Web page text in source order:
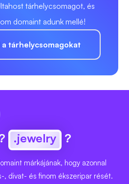
tárhelycsomagot, és
domaint adunk mellé!
a tárhelycsomagokat
.jewelry ?
márkájának, hogy azonnal
, divat- és finom ékszeripar rését.